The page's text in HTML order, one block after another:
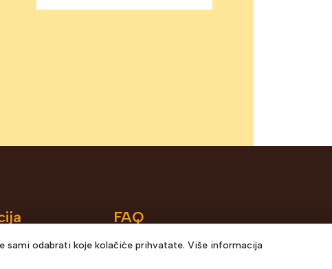
sami odabrati koje kolačiće prihvatate. Više informacija
Cesta bb,
FAQ
Imate pitanja?
Posjetite našuFAQ